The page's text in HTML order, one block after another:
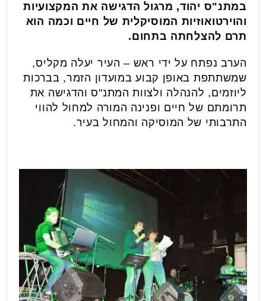
במתנ"ס יהוד, מרגול הדגישה את המקצועיות
והוירטואוזיות המוסיקלית של חיים וכמה הוא
תרם להצלחתה בתחום.
הערב נפתח על ידי ראש – העיר יעלה מקליס,
שמשתתפת באופן קבוע במועדון הזמר, בברכות
ליוזמים, להנהלה ולצוות המתנ"ס והדגישה את
תרומתם של חיים ופנינה המורה למחול להווי
התרבותי של המוסיקה והמחול בעיר.